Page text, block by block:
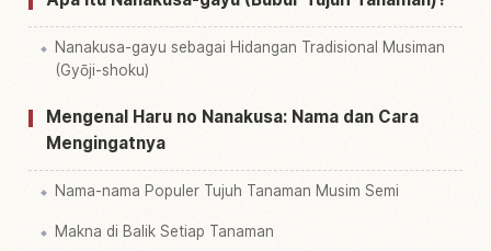
Nanakusa-gayu sebagai Hidangan Tradisional Musiman
(Gyōji-shoku)
Mengenal Haru no Nanakusa: Nama dan Cara
Mengingatnya
Nama-nama Populer Tujuh Tanaman Musim Semi
Makna di Balik Setiap Tanaman